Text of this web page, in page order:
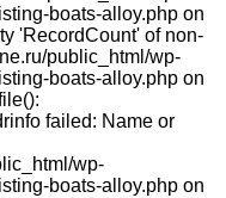
boats-alloy.php on
'RecordCount' of non-
public_html/wp-
boats-alloy.php on
failed: Name or
wp-
boats-alloy.php on